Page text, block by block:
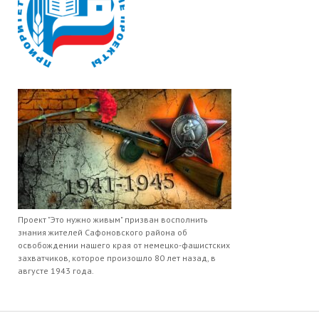
Проект "Это нужно живым" призван восполнить
знания жителей Сафоновского района об
освобождении нашего края от немецко-фашистских
захватчиков, которое произошло 80 лет назад, в
августе 1943 года.